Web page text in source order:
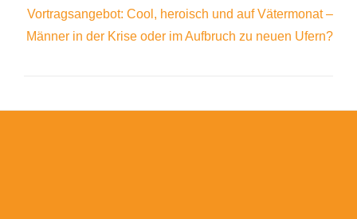
Vortragsangebot: Cool, heroisch und auf Vätermonat –
Männer in der Krise oder im Aufbruch zu neuen Ufern?